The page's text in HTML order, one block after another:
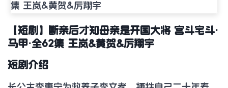
【短剧】断亲后才知母亲是开国大将 宫斗宅斗·
马甲·全62集 王岚&黄贺&厉翔宇
短剧介绍